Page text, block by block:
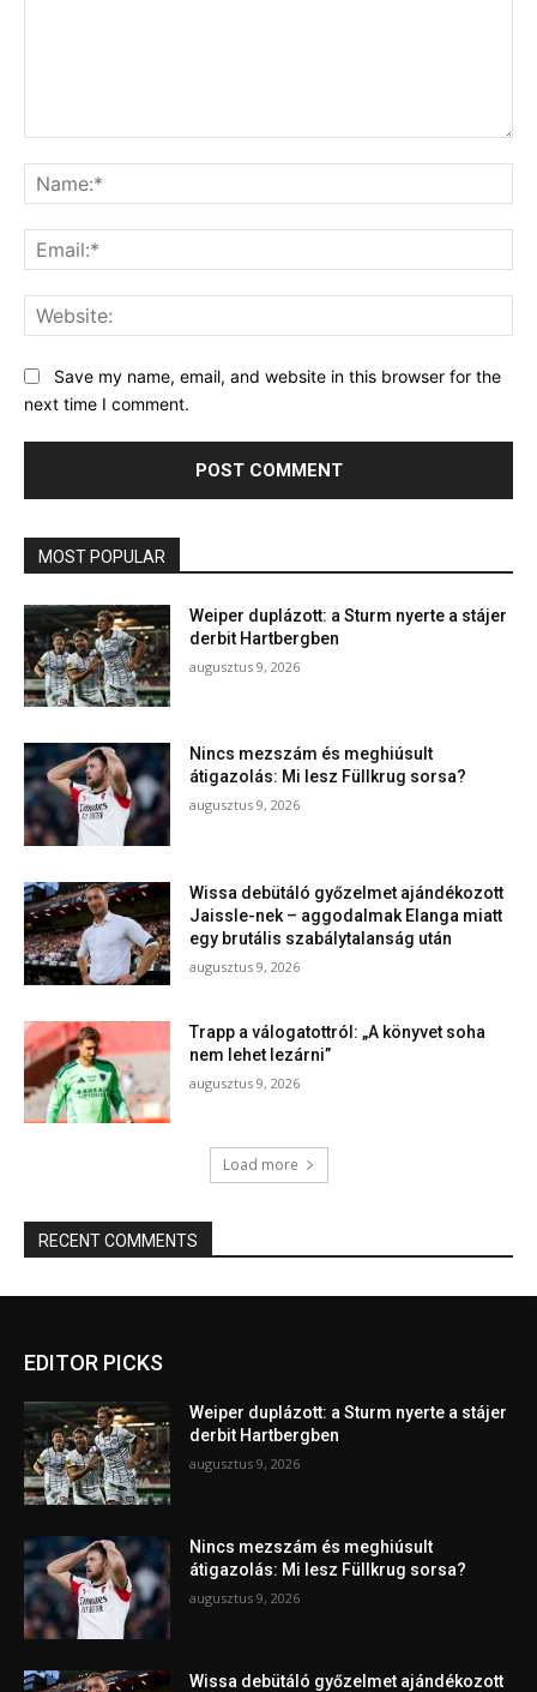
Save my name, email, and website in this browser for the
next time I comment.
MOST POPULAR
Weiper duplázott: a Sturm nyerte a stájer
derbit Hartbergben
augusztus 9, 2026
Nincs mezszám és meghiúsult
átigazolás: Mi lesz Füllkrug sorsa?
augusztus 9, 2026
Wissa debütáló győzelmet ajándékozott
Jaissle-nek – aggodalmak Elanga miatt
egy brutális szabálytalanság után
augusztus 9, 2026
Trapp a válogatottról: „A könyvet soha
nem lehet lezárni”
augusztus 9, 2026
Load more
RECENT COMMENTS
EDITOR PICKS
Weiper duplázott: a Sturm nyerte a stájer
derbit Hartbergben
augusztus 9, 2026
Nincs mezszám és meghiúsult
átigazolás: Mi lesz Füllkrug sorsa?
augusztus 9, 2026
Wissa debütáló győzelmet ajándékozott